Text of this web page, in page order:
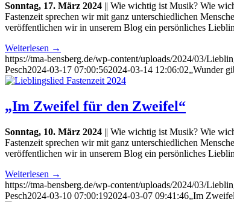
Sonntag, 17. März 2024 || Wie wichtig ist Musik? Wie
Fastenzeit sprechen wir mit ganz unterschiedlichen
veröffentlichen wir in unserem Blog ein persönliches
Weiterlesen →
https://tma-bensberg.de/wp-content/uploads/2024/03/
Pesch2024-03-17 07:00:562024-03-14 12:06:02„Wunder
„Im Zweifel für den Zweifel“
Sonntag, 10. März 2024 || Wie wichtig ist Musik? Wie
Fastenzeit sprechen wir mit ganz unterschiedlichen
veröffentlichen wir in unserem Blog ein persönliches
Weiterlesen →
https://tma-bensberg.de/wp-content/uploads/2024/03/
Pesch2024-03-10 07:00:192024-03-07 09:41:46„Im